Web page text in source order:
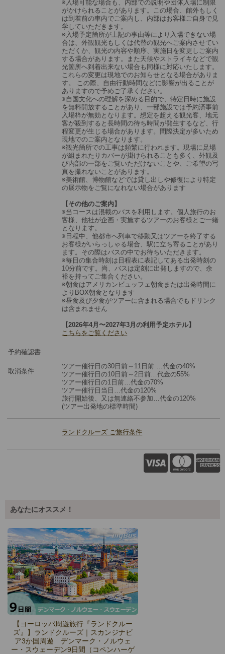
※入場可能な場合も、内部での説明や団体入場に制限
がかけられることがあります。この場合、館外もしく
は到着前の車内でご案内し、内部はお客様ご自身で見
学していただきます。
※入場予定箇所が上記の事由等により入場できない場
合は、外観観光もしくは代替の観光へご案内させてい
ただくか、観光の内容や順序、実施日を変更しご案内
する場合があります。また天候やストライキなどで観
光箇所へ到着出来ない場合も同様に対応いたします。
これらの変更は現地でのお知らせとなる場合がありま
す。 この際、自由行動時間などに影響が出ることが
ありますので予めご了承ください。
※自国文化への理解を深める目的で、特定日時に施設
を無料開放することがあり、一部施設では予約済事前
入場枠が無効となります。想定を超える観光客、地元
客が殺到すると長時間の待ち時間が発生するなど、行
程変更が生じる場合があります。間際決定が多いため
現地でのご案内となります。
※観光箇所での工事は頻繁に行われます。現場に足場
が組まれたりカバーが掛けられることも多く、外観及
び内部の一部をご覧いただけないことや、ご希望の写
真を撮れないことがあります。
※美術館、博物館などでは貸し出しや修復により特定
の展示物をご覧になれない場合があります
【その他のご案内】
※当コースは混載のバスを利用します。個人旅行のお
客様、他社が企画・実施するツアーのお客様とご一緒
となります。
※日程中、他都市へ列車で移動又はツアーを終了する
お客様がいらっしゃる場合、駅に立ち寄ることがあり
ます。その際はバスの中でお待ちいただきます。
※毎日の集合時刻は日程表に表記してある出発時刻の
10分前です。尚、バスは定刻に出発しますので、余
裕を持ってご集合ください。
※朝食はアメリカンビュッフェ朝食または出発時間に
よりBOX朝食となります
※昼食及び夕食がツアーに含まれる場合でもドリンク
は含まれません
【2026年4月〜2027年3月の利用予定ホテル】
こちらをご覧ください
予約確認書
取消条件
ツアー催行日の30日前～11日前 …代金の40%
ツアー催行日の10日前～2日前…代金の55%
ツアー催行日の1日前…代金の70%
ツアー催行日当日…代金の120%
旅⾏開始後、⼜は無連絡不参加…代金の120%
(ツアー出発地の標準時間)
ランドクルーズ ご旅行条件
あなたにオススメ！
【ヨーロッパ周遊旅行『ランドクルー
ズ』】ランドクルーズ｜スカンジナビ
ア3か国周遊 デンマーク・ノルウェ
ー・スウェーデン9日間（コペンハーゲ